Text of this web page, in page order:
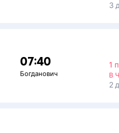
3
07:40
Богданович
1
В
2